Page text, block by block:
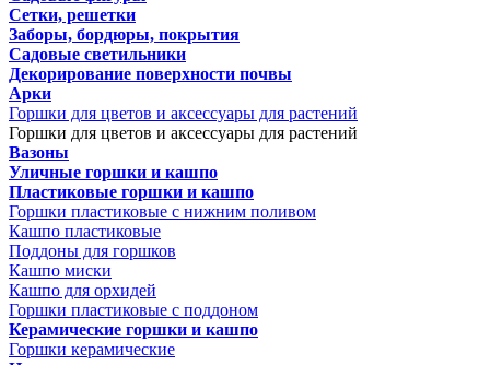
Сетки, решетки
Заборы, бордюры, покрытия
Садовые светильники
Декорирование поверхности почвы
Арки
Горшки для цветов и аксессуары для растений
Горшки для цветов и аксессуары для растений
Вазоны
Уличные горшки и кашпо
Пластиковые горшки и кашпо
Горшки пластиковые с нижним поливом
Кашпо пластиковые
Поддоны для горшков
Кашпо миски
Кашпо для орхидей
Горшки пластиковые с поддоном
Керамические горшки и кашпо
Горшки керамические